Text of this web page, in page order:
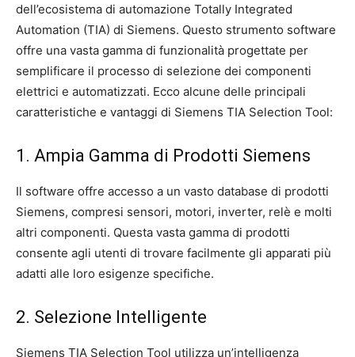
dell’ecosistema di automazione Totally Integrated
Automation (TIA) di Siemens. Questo strumento software
offre una vasta gamma di funzionalità progettate per
semplificare il processo di selezione dei componenti
elettrici e automatizzati. Ecco alcune delle principali
caratteristiche e vantaggi di Siemens TIA Selection Tool:
1. Ampia Gamma di Prodotti Siemens
Il software offre accesso a un vasto database di prodotti
Siemens, compresi sensori, motori, inverter, relè e molti
altri componenti. Questa vasta gamma di prodotti
consente agli utenti di trovare facilmente gli apparati più
adatti alle loro esigenze specifiche.
2. Selezione Intelligente
Siemens TIA Selection Tool utilizza un’intelligenza